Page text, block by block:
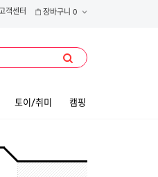
객센터 장바구니 0
토이/취미 캠핑